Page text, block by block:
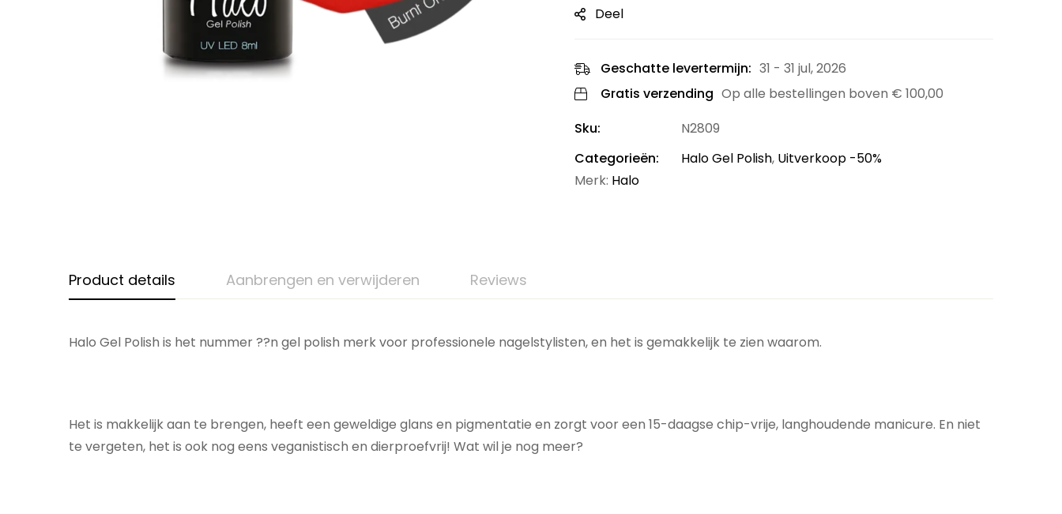
Deel
Geschatte levertermijn: 31 - 31 jul, 2026
Gratis verzending Op alle bestellingen boven € 100,00
Sku:
N2809
Categorieën:
Halo Gel Polish, Uitverkoop -50%
Merk: Halo
Product details Aanbrengen en verwijderen Reviews
Halo Gel Polish is het nummer ??n gel polish merk voor professionele nagelstylisten, en het is gemakkelijk te zien waarom.
Het is makkelijk aan te brengen, heeft een geweldige glans en pigmentatie en zorgt voor een 15-daagse chip-vrije, langhoudende manicure. En niet
te vergeten, het is ook nog eens veganistisch en dierproefvrij! Wat wil je nog meer?